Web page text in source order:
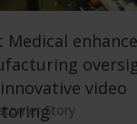
Medical
video
Story